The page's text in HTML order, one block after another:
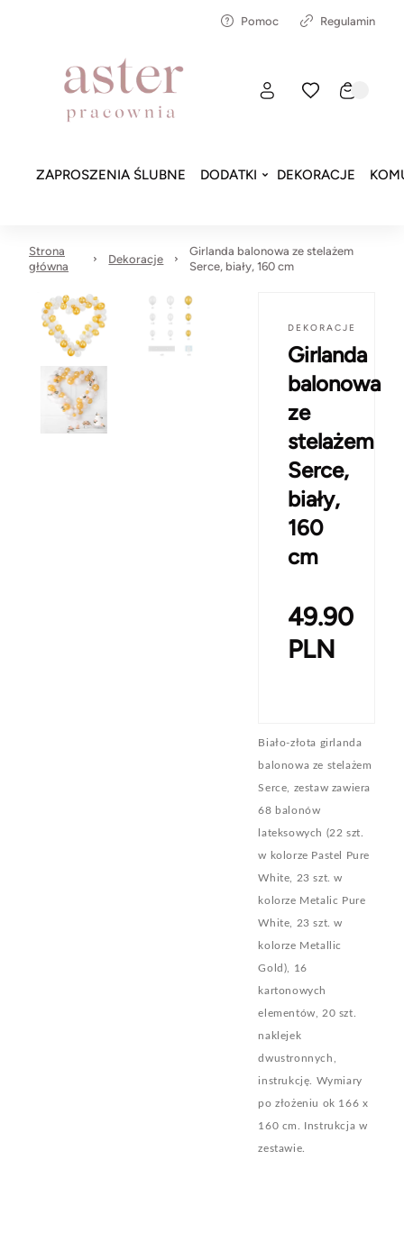
Pomoc Regulamin
ZAPROSZENIA ŚLUBNE DODATKI DEKORACJE
Strona
główna
Dekoracje
Girlanda balonowa ze stelażem
Serce, biały, 160 cm
DEKORACJE
Girlanda
balonowa
ze
stelażem
Serce,
biały,
160
cm
49.90
PLN
Biało-złota girlanda
balonowa ze stelażem
Serce, zestaw zawiera
68 balonów
lateksowych (22 szt.
w kolorze Pastel Pure
White, 23 szt. w
kolorze Metalic Pure
White, 23 szt. w
kolorze Metallic
Gold), 16
kartonowych
elementów, 20 szt.
naklejek
dwustronnych,
instrukcję. Wymiary
po złożeniu ok 166 x
160 cm. Instrukcja w
zestawie.